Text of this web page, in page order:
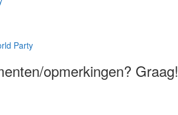
Party
opmerkingen? Graag!